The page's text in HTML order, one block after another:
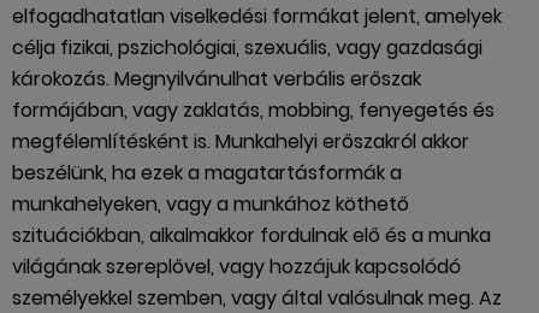
elfogadhatatlan viselkedési formákat jelent, amelyek
célja fizikai, pszichológiai, szexuális, vagy gazdasági
károkozás. Megnyilvánulhat verbális erőszak
formájában, vagy zaklatás, mobbing, fenyegetés és
megfélemlítésként is. Munkahelyi erőszakról akkor
beszélünk, ha ezek a magatartásformák a
munkahelyeken, vagy a munkához köthető
szituációkban, alkalmakkor fordulnak elő és a munka
világának szereplővel, vagy hozzájuk kapcsolódó
személyekkel szemben, vagy által valósulnak meg. Az